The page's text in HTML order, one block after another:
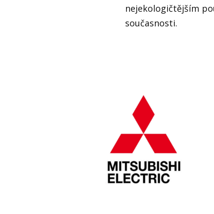
nejekologičtějším
současnosti.